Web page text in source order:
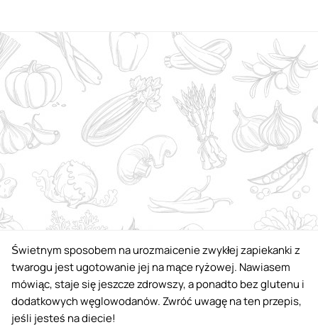
Świetnym sposobem na urozmaicenie zwykłej zapiekanki z
twarogu jest ugotowanie jej na mące ryżowej. Nawiasem
mówiąc, staje się jeszcze zdrowszy, a ponadto bez glutenu i
dodatkowych węglowodanów. Zwróć uwagę na ten przepis,
jeśli jesteś na diecie!